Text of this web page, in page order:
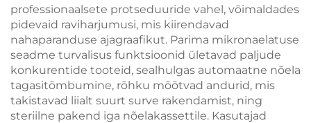
professionaalsete protseduuride vahel, võimaldades
pidevaid raviharjumusi, mis kiirendavad
nahaparanduse ajagraafikut. Parima mikronaelatuse
seadme turvalisus funktsioonid ületavad paljude
konkurentide tooteid, sealhulgas automaatne nõela
tagasitõmbumine, rõhku mõõtvad andurid, mis
takistavad liialt suurt surve rakendamist, ning
steriilne pakend iga nõelakassettile. Kasutajad